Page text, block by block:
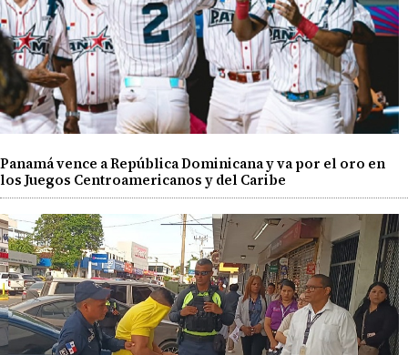
Panamá vence a República Dominicana y va por el oro en
los Juegos Centroamericanos y del Caribe